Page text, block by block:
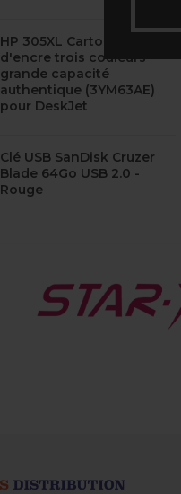
HP 305XL Cartouche
d'encre trois couleurs
grande capacité
authentique (3YM63AE)
pour DeskJet
Clé USB SanDisk Cruzer
Blade 64Go USB 2.0 -
Rouge